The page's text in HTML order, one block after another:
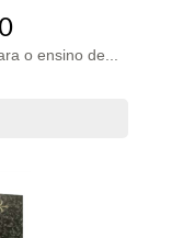
o ensino de...